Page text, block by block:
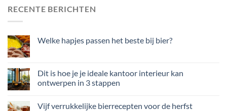
RECENTE BERICHTEN
Welke hapjes passen het beste bij bier?
Dit is hoe je je ideale kantoor interieur kan
ontwerpen in 3 stappen
Vijf verrukkelijke bierrecepten voor de herfst